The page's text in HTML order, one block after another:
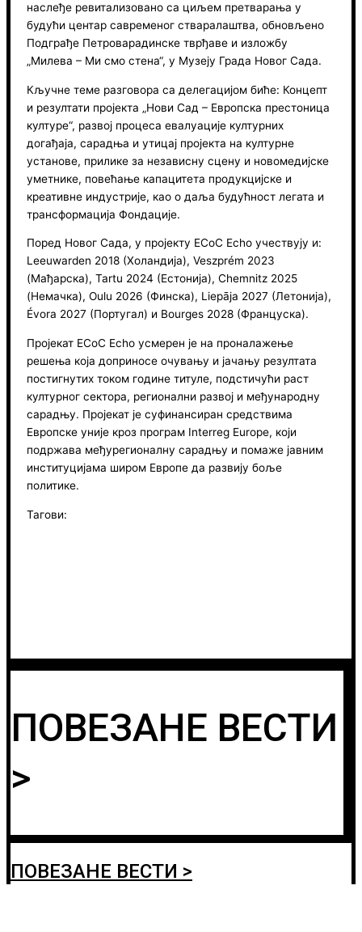
наслеђе ревитализовано са циљем претварања у
будући центар савременог стваралаштва, обновљено
Подграђе Петроварадинске тврђаве и изложбу
„Милева – Ми смо стена“, у Музеју Града Новог Сада.
Кључне теме разговора са делегацијом биће: Концепт
и резултати пројекта „Нови Сад – Европска престоница
културе“, развој процеса евалуације културних
догађаја, сарадња и утицај пројекта на културне
установе, прилике за независну сцену и новомедијске
уметнике, повећање капацитета продукцијске и
креативне индустрије, као о даља будућност легата и
трансформација Фондације.
Поред Новог Сада, у пројекту ECoC Echo учествују и:
Leeuwarden 2018 (Холандија), Veszprém 2023
(Мађарска), Tartu 2024 (Естонија), Chemnitz 2025
(Немачка), Oulu 2026 (Финска), Liepāja 2027 (Летонија),
Évora 2027 (Португал) и Bourges 2028 (Француска).
Пројекат ECoC Echo усмерен је на проналажење
решења која доприносе очувању и јачању резултата
постигнутих током године титуле, подстичући раст
културног сектора, регионални развој и међународну
сарадњу. Пројекат је суфинансиран средствима
Европске уније кроз програм Interreg Europe, који
подржава међурегионалну сарадњу и помаже јавним
институцијама широм Европе да развију боље
политике.
Тагови:
ПОВЕЗАНЕ ВЕСТИ
>
ПОВЕЗАНЕ ВЕСТИ >